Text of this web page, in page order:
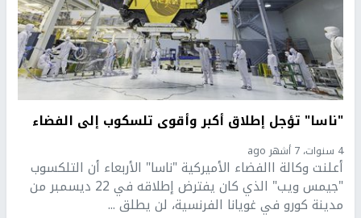
"ناسا" تؤجل إطلاق أكبر وأقوى تلسكوب إلى الفضاء
4 سنوات، 7 أشهر ago
أعلنت وكالة االفضاء الأميركية "ناسا" الأربعاء أن التلكسوب
"جيمس ويب" الذي كان يفترض إطلاقه في 22 ديسمبر من
مدينة كورو في غويانا الفرنسية، لن يطلق ...